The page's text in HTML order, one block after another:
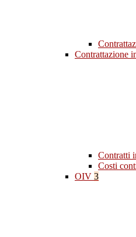
Contrattazione
Contratti
Costi
OIV 3